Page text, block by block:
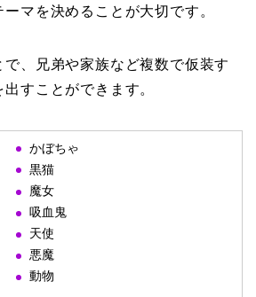
マを決めることが大切です。
、兄弟や家族など複数で仮装す
すことができます。
かぼちゃ
黒猫
魔女
吸血鬼
天使
悪魔
動物